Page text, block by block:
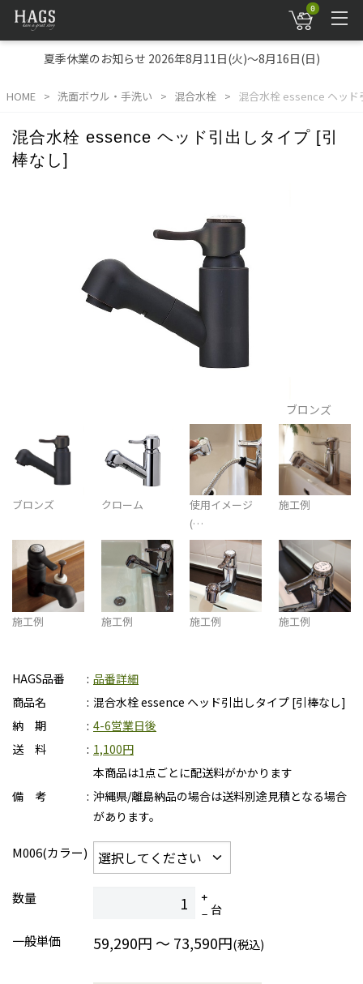
0
夏季休業のお知らせ 2026年8月11日(火)～8月16日(日)
HOME 洗面ボウル・手洗い 混合水栓 混合水栓 essence ヘッ
混合水栓 essence ヘッド引出しタイプ [引
棒なし]
ブロンズ
ブロンズ クローム
使用イメージ
(…
施工例
施工例 施工例 施工例 施工例
HAGS品番
品番詳細
商品名
混合水栓 essence ヘッド引出しタイプ [引棒なし]
納 期
4-6営業日後
送 料
1,100円
本商品は1点ごとに配送料がかかります
備 考
沖縄県/離島納品の場合は送料別途見積となる場合
があります。
M006(カラー)
数量
台
一般単価
59,290円 ～ 73,590円(税込)